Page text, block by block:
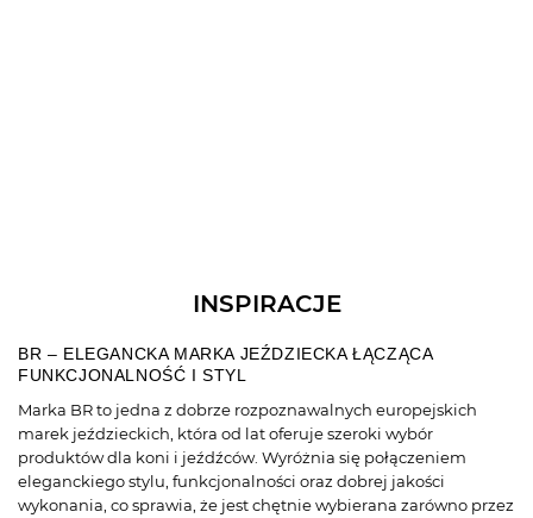
INSPIRACJE
BR – ELEGANCKA MARKA JEŹDZIECKA ŁĄCZĄCA
FUNKCJONALNOŚĆ I STYL
Marka BR to jedna z dobrze rozpoznawalnych europejskich
marek jeździeckich, która od lat oferuje szeroki wybór
produktów dla koni i jeźdźców. Wyróżnia się połączeniem
eleganckiego stylu, funkcjonalności oraz dobrej jakości
wykonania, co sprawia, że jest chętnie wybierana zarówno przez